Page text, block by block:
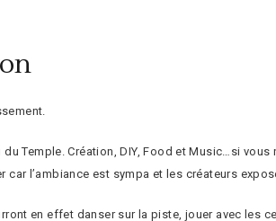
du Temple. Création, DIY, Food et Music…si
l’ambiance est sympa et les créateurs
en effet danser sur la piste, jouer avec les